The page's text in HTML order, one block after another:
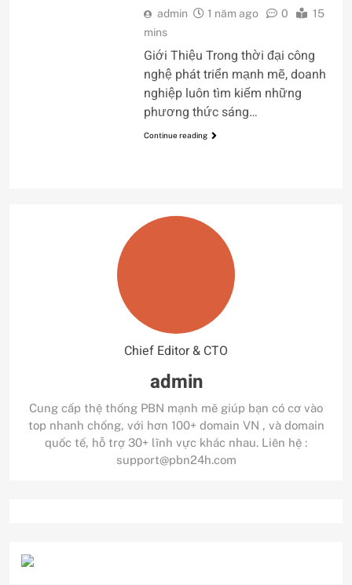
Chief Editor & CTO
admin
Cung cấp thệ thống PBN mạnh mẽ giúp bạn có cơ vào
top nhanh chống, với hơn 100+ domain VN , và domain
quốc tế, hỗ trợ 30+ lĩnh vực khác nhau. Liên hệ :
support@pbn24h.com
admin 1 năm ago 0
15
mins
Giới Thiệu Trong thời đại công
nghệ phát triển mạnh mẽ, doanh
nghiệp luôn tìm kiếm những
phương thức sáng…
Continue reading